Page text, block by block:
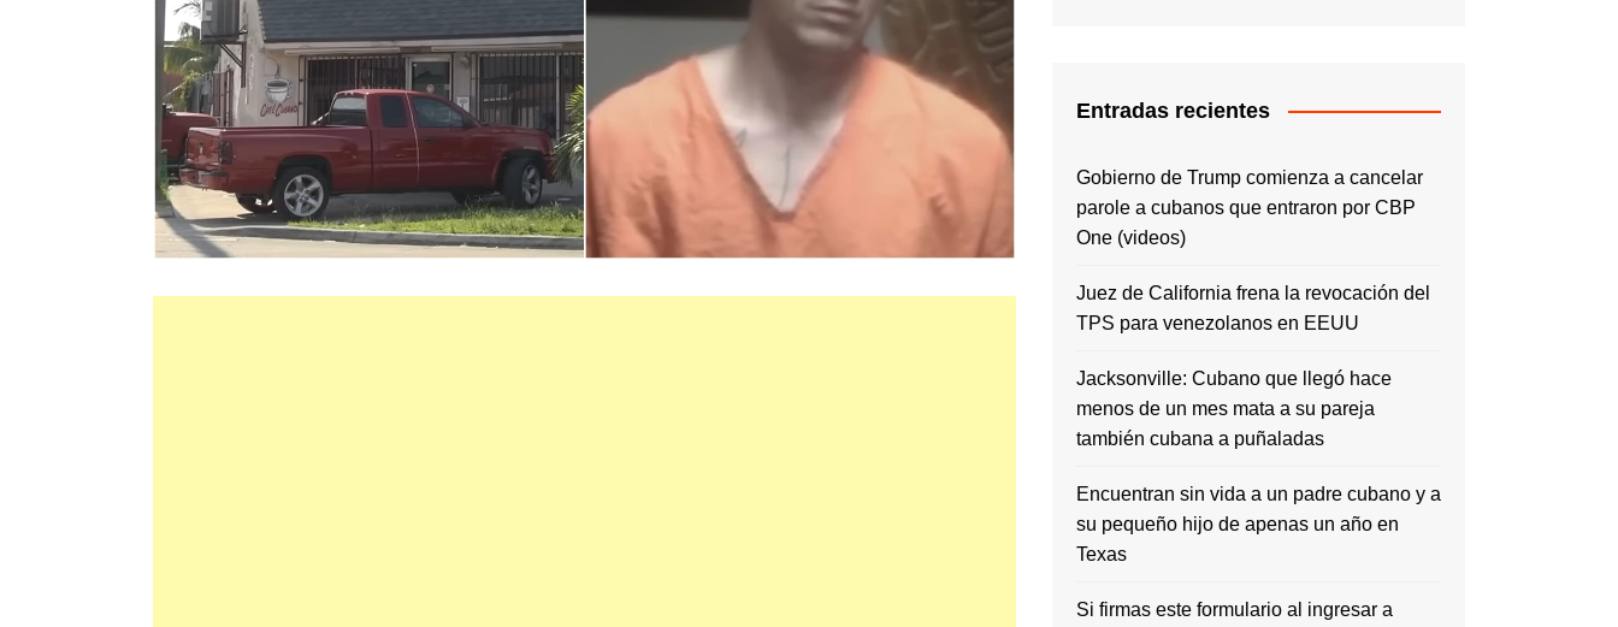
Entradas recientes
Gobierno de Trump comienza a cancelar
parole a cubanos que entraron por CBP
One (videos)
Juez de California frena la revocación del
TPS para venezolanos en EEUU
Jacksonville: Cubano que llegó hace
menos de un mes mata a su pareja
también cubana a puñaladas
Encuentran sin vida a un padre cubano y a
su pequeño hijo de apenas un año en
Texas
Si firmas este formulario al ingresar a